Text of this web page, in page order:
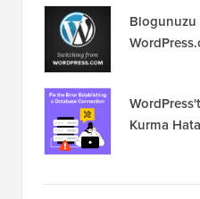
Blogunuzu
Kurma